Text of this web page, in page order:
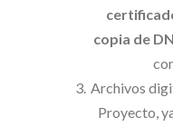
copia de
Archivos
Proyecto,